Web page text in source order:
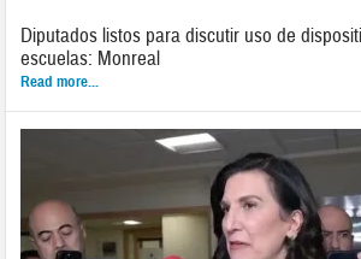
Diputados listos para discutir uso de
escuelas: Monreal
Read more...